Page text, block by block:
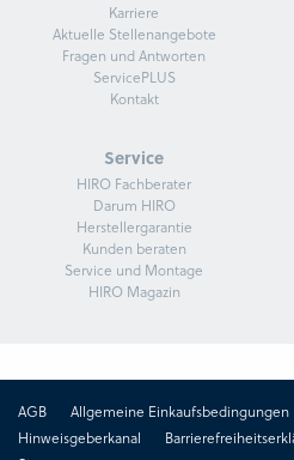
Karriere
Aktuelle Stellenangebote
Fragen und Antworten
ServicePLUS
Kontakt
Service
HIRO Fachberater
Darum HIRO
Herstellergarantie
Kunden beraten
Service und Montage
HIRO Magazin
AGB Allgemeine Einkaufsbedingungen
Hinweisgeberkanal